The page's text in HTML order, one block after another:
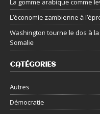
La gomme arabique comme
L’économie zambienne à
Washington tourne le dos à
Somalie
CATÉGORIES
Autres
Démocratie